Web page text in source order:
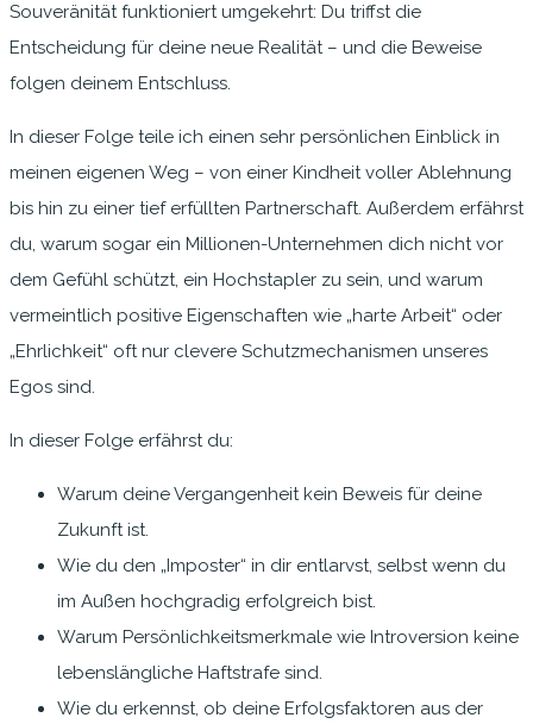
Souveränität funktioniert umgekehrt: Du triffst die
Entscheidung für deine neue Realität – und die Beweise
folgen deinem Entschluss.
In dieser Folge teile ich einen sehr persönlichen Einblick in
meinen eigenen Weg – von einer Kindheit voller Ablehnung
bis hin zu einer tief erfüllten Partnerschaft. Außerdem erfährst
du, warum sogar ein Millionen-Unternehmen dich nicht vor
dem Gefühl schützt, ein Hochstapler zu sein, und warum
vermeintlich positive Eigenschaften wie „harte Arbeit“ oder
„Ehrlichkeit“ oft nur clevere Schutzmechanismen unseres
Egos sind.
In dieser Folge erfährst du:
Warum deine Vergangenheit kein Beweis für deine
Zukunft ist.
Wie du den „Imposter“ in dir entlarvst, selbst wenn du
im Außen hochgradig erfolgreich bist.
Warum Persönlichkeitsmerkmale wie Introversion keine
lebenslängliche Haftstrafe sind.
Wie du erkennst, ob deine Erfolgsfaktoren aus der